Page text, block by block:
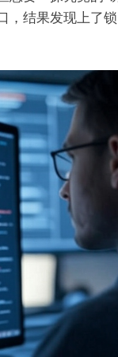
，结果发现上了